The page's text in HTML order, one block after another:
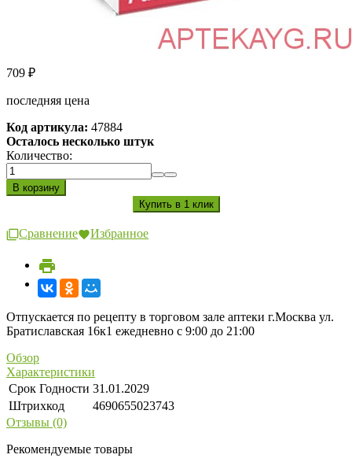
709 ₽
последняя цена
Код артикула: 47884
Осталось несколько штук
Количество:
Сравнение Избранное
Отпускается по рецепту в торговом зале аптеки г.Москва ул.
Братиславская 16к1 ежедневно с 9:00 до 21:00
Обзор
Характеристики
Срок Годности 31.01.2029
Штрихкод
4690655023743
Отзывы (0)
Рекомендуемые товары